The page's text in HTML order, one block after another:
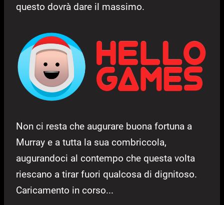
questo dovrà dare il massimo.
Non ci resta che augurare buona fortuna a
Murray e a tutta la sua combriccola,
augurandoci al contempo che questa volta
riescano a tirar fuori qualcosa di dignitoso.
Caricamento in corso...